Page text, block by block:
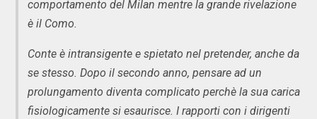
comportamento del Milan mentre la grande rivelazione
è il Como.
Conte è intransigente e spietato nel pretender, anche da
se stesso. Dopo il secondo anno, pensare ad un
prolungamento diventa complicato perchè la sua carica
fisiologicamente si esaurisce. I rapporti con i dirigenti